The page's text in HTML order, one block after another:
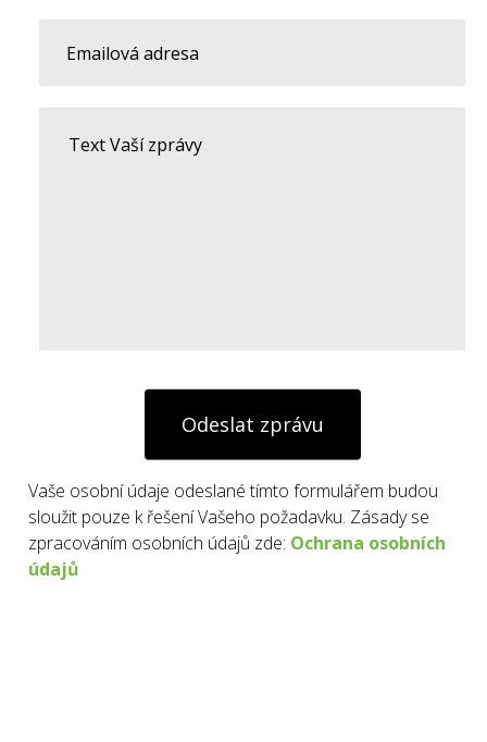
Odeslat zprávu
Vaše osobní údaje odeslané tímto formulářem budou
sloužit pouze k řešení Vašeho požadavku. Zásady se
zpracováním osobních údajů zde: Ochrana osobních
údajů